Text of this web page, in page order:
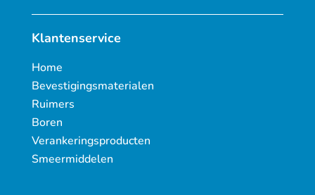
Klantenservice
Home
Bevestigingsmaterialen
Ruimers
Boren
Verankeringsproducten
Smeermiddelen